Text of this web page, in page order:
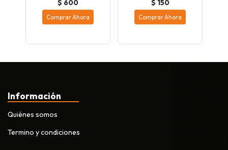
$ 600
Comprar Ahora
$ 150
Comprar Ahora
Información
Quiénes somos
Termino y condiciones